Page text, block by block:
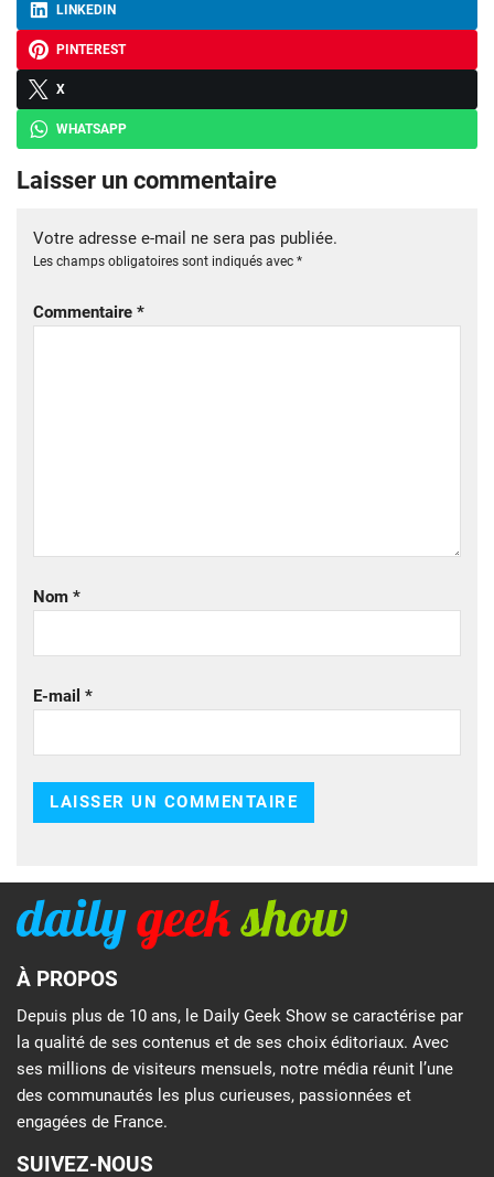
LINKEDIN
PINTEREST
X
WHATSAPP
Laisser un commentaire
Votre adresse e-mail ne sera pas publiée.
Les champs obligatoires sont indiqués avec *
Commentaire *
Nom *
E-mail *
À PROPOS
Depuis plus de 10 ans, le Daily Geek Show se caractérise par
la qualité de ses contenus et de ses choix éditoriaux. Avec
ses millions de visiteurs mensuels, notre média réunit l’une
des communautés les plus curieuses, passionnées et
engagées de France.
SUIVEZ-NOUS